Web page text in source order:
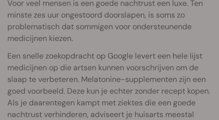
Voor veel mensen is een goede nachtrust een luxe. Ten
minste zes uur ongestoord doorslapen, is soms zo
problematisch dat sommigen voor ondersteunende
medicijnen kiezen.
Een snelle zoekopdracht op Google levert een hele lijst
medicijnen op die artsen kunnen voorschrijven om de
slaap te verbeteren. Melatonine-supplementen zijn een
goed voorbeeld. Deze kun je echter zonder recept kopen.
Als je daarentegen kampt met ziektes die een goede
nachtrust verhinderen, adviseert je huisarts meestal